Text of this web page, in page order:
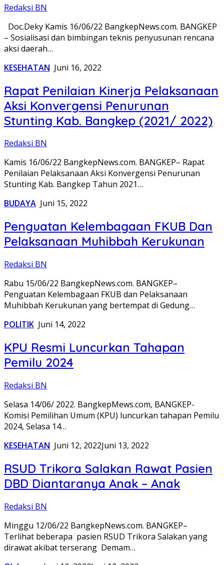
Redaksi BN
Doc.Deky Kamis 16/06/22 BangkepNews.com. BANGKEP
– Sosialisasi dan bimbingan teknis penyusunan rencana
aksi daerah…
KESEHATAN Juni 16, 2022
Rapat Penilaian Kinerja Pelaksanaan
Aksi Konvergensi Penurunan
Stunting Kab. Bangkep (2021/ 2022)
Redaksi BN
Kamis 16/06/22 BangkepNews.com. BANGKEP– Rapat
Penilaian Pelaksanaan Aksi Konvergensi Penurunan
Stunting Kab. Bangkep Tahun 2021…
BUDAYA Juni 15, 2022
Penguatan Kelembagaan FKUB Dan
Pelaksanaan Muhibbah Kerukunan
Redaksi BN
Rabu 15/06/22 BangkepNews.com. BANGKEP–
Penguatan Kelembagaan FKUB dan Pelaksanaan
Muhibbah Kerukunan yang bertempat di Gedung…
POLITIK Juni 14, 2022
KPU Resmi Luncurkan Tahapan
Pemilu 2024
Redaksi BN
Selasa 14/06/ 2022. BangkepMews.com, BANGKEP-
Komisi Pemilihan Umum (KPU) luncurkan tahapan Pemilu
2024, Selasa 14…
KESEHATAN Juni 12, 2022Juni 13, 2022
RSUD Trikora Salakan Rawat Pasien
DBD Diantaranya Anak – Anak
Redaksi BN
Minggu 12/06/22 BangkepNews.com. BANGKEP–
Terlihat beberapa pasien RSUD Trikora Salakan yang
dirawat akibat terserang Demam…